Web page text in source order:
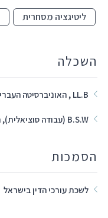
ליטיגציה מסחרית
השכלה
LL.B , האוניברסיטה העברית בירושלים, ,2023
B.S.W (עבודה סוציאלית), האוניסרסיטה העברית בירושלים, 2023
הסמכות
לשכת עורכי הדין בישראל